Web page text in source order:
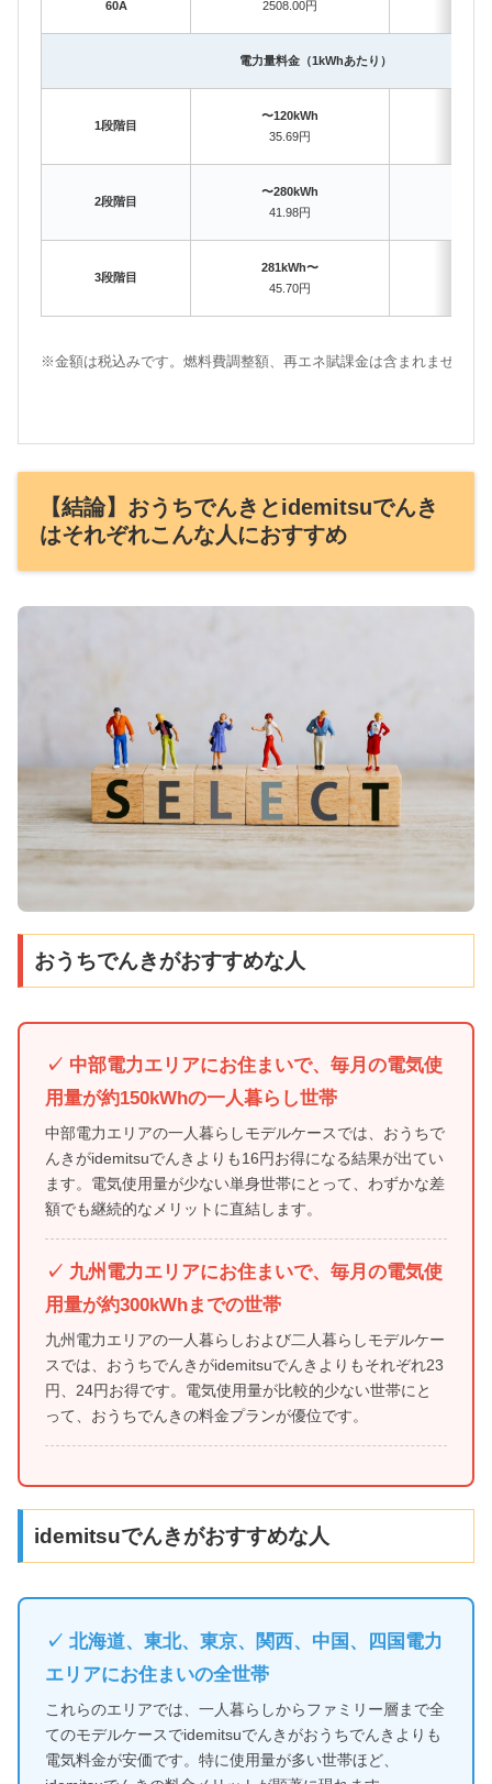
60A 2508.00円
電力量料金（1kWhあたり）
1段階目
〜120kWh
35.69円
2段階目
〜280kWh
41.98円
3段階目
281kWh〜
45.70円
※金額は税込みです。燃料費調整額、再エネ賦課金は含まれません。
【結論】おうちでんきとidemitsuでんき
はそれぞれこんな人におすすめ
おうちでんきがおすすめな人
✓ 中部電力エリアにお住まいで、毎月の電気使
用量が約150kWhの一人暮らし世帯
中部電力エリアの一人暮らしモデルケースでは、おうちで
んきがidemitsuでんきよりも16円お得になる結果が出てい
ます。電気使用量が少ない単身世帯にとって、わずかな差
額でも継続的なメリットに直結します。
✓ 九州電力エリアにお住まいで、毎月の電気使
用量が約300kWhまでの世帯
九州電力エリアの一人暮らしおよび二人暮らしモデルケー
スでは、おうちでんきがidemitsuでんきよりもそれぞれ23
円、24円お得です。電気使用量が比較的少ない世帯にと
って、おうちでんきの料金プランが優位です。
idemitsuでんきがおすすめな人
✓ 北海道、東北、東京、関西、中国、四国電力
エリアにお住まいの全世帯
これらのエリアでは、一人暮らしからファミリー層まで全
てのモデルケースでidemitsuでんきがおうちでんきよりも
電気料金が安価です。特に使用量が多い世帯ほど、